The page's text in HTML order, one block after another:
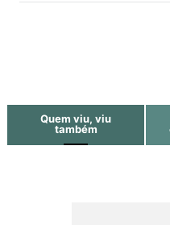
Quem viu, viu
também